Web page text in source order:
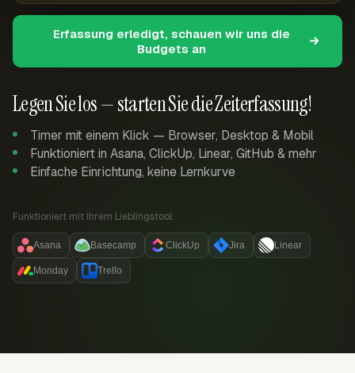
Legen Sie los — starten Sie die Zeiterfassung!
Timer mit einem Klick — Browser, Desktop & Mobil
Funktioniert in Asana, ClickUp, Linear, GitHub & mehr
Einfache Einrichtung, keine Lernkurve
Funktioniert mit Ihrem Lieblingstool:
Asana Basecamp ClickUp Jira Linear
Monday Trello
Erfassung erledigt, schauen wir uns die
Budgets an